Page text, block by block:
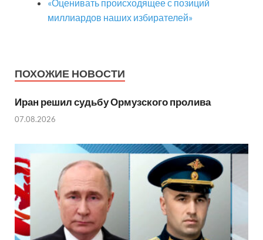
«Оценивать происходящее с позиций
миллиардов наших избирателей»
ПОХОЖИЕ НОВОСТИ
Иран решил судьбу Ормузского пролива
07.08.2026